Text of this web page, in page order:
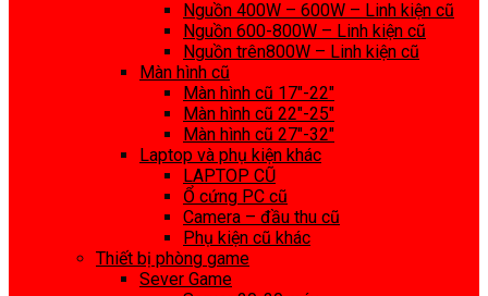
Nguồn 400W – 600W – Linh kiện cũ
Nguồn 600-800W – Linh kiện cũ
Nguồn trên800W – Linh kiện cũ
Màn hình cũ
Màn hình cũ 17″-22″
Màn hình cũ 22″-25″
Màn hình cũ 27″-32″
Laptop và phụ kiện khác
LAPTOP CŨ
Ổ cứng PC cũ
Camera – đầu thu cũ
Phụ kiện cũ khác
Thiết bị phòng game
Sever Game